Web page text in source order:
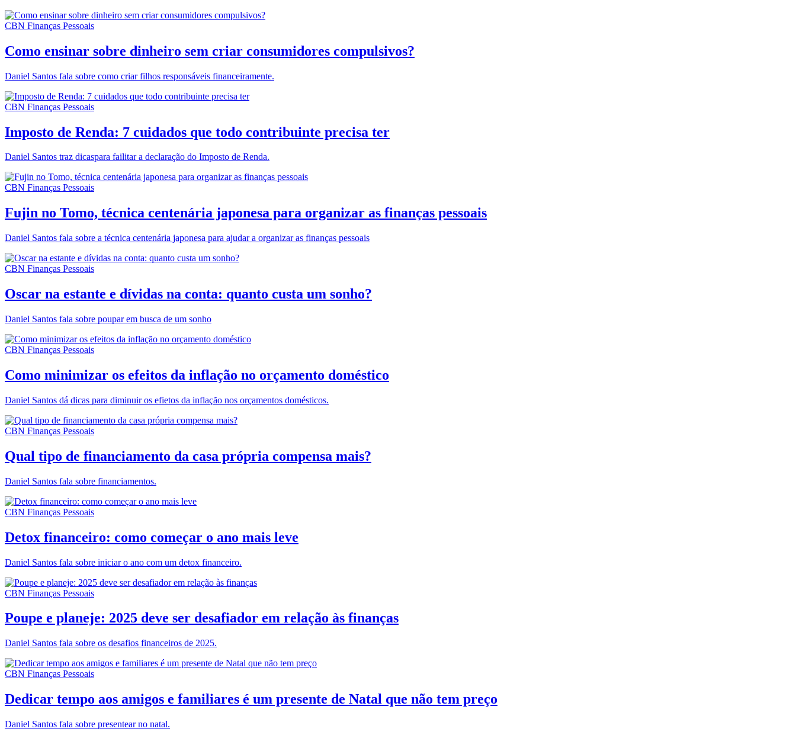
CBN Finanças Pessoais
Como ensinar sobre dinheiro sem criar consumidores compulsivos?
Daniel Santos fala sobre como criar filhos responsáveis financeiramente.
CBN Finanças Pessoais
Imposto de Renda: 7 cuidados que todo contribuinte precisa ter
Daniel Santos traz dicaspara failitar a declaração do Imposto de Renda.
CBN Finanças Pessoais
Fujin no Tomo, técnica centenária japonesa para organizar as finanças pessoais
Daniel Santos fala sobre a técnica centenária japonesa para ajudar a organizar as finanças pessoais
CBN Finanças Pessoais
Oscar na estante e dívidas na conta: quanto custa um sonho?
Daniel Santos fala sobre poupar em busca de um sonho
CBN Finanças Pessoais
Como minimizar os efeitos da inflação no orçamento doméstico
Daniel Santos dá dicas para diminuir os efietos da inflação nos orçamentos domésticos.
CBN Finanças Pessoais
Qual tipo de financiamento da casa própria compensa mais?
Daniel Santos fala sobre financiamentos.
CBN Finanças Pessoais
Detox financeiro: como começar o ano mais leve
Daniel Santos fala sobre iniciar o ano com um detox financeiro.
CBN Finanças Pessoais
Poupe e planeje: 2025 deve ser desafiador em relação às finanças
Daniel Santos fala sobre os desafios financeiros de 2025.
CBN Finanças Pessoais
Dedicar tempo aos amigos e familiares é um presente de Natal que não tem preço
Daniel Santos fala sobre presentear no natal.